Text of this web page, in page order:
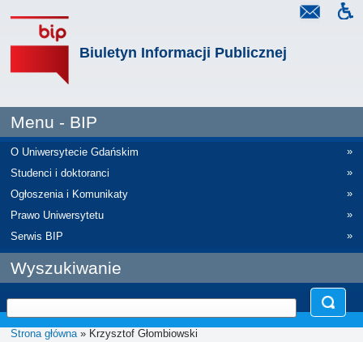
Biuletyn Informacji Publicznej
Menu - BIP
O Uniwersytecie Gdańskim
»
Studenci i doktoranci
»
Ogłoszenia i Komunikaty
»
Prawo Uniwersytetu
»
Serwis BIP
»
Wyszukiwanie
Strona główna» Krzysztof Głombiowski